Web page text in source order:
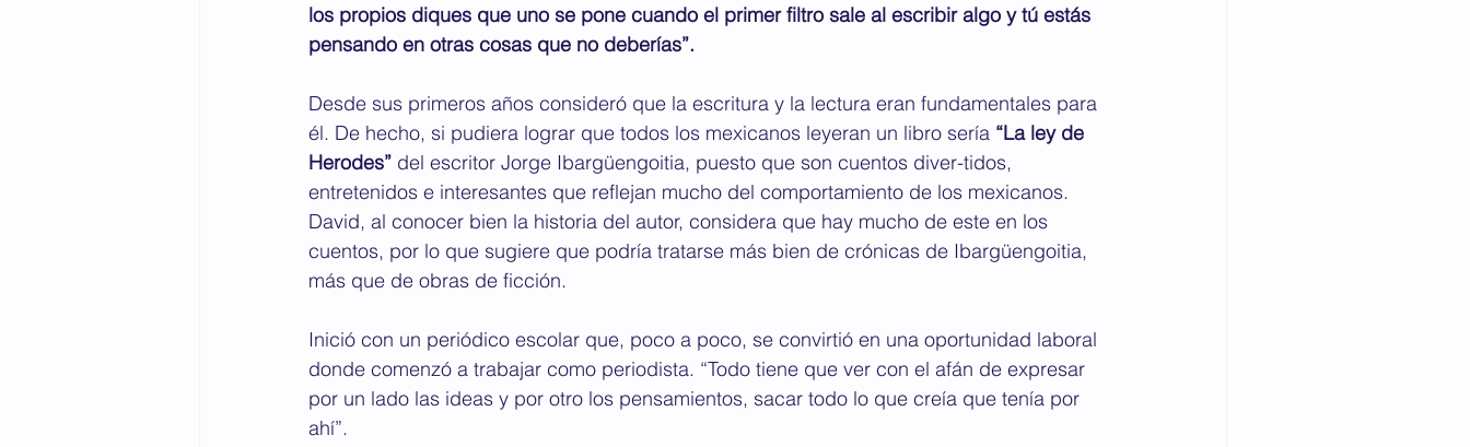
los propios diques que uno se pone cuando el primer filtro sale al escribir algo y tú estás
pensando en otras cosas que no deberías”.
Desde sus primeros años consideró que la escritura y la lectura eran fundamentales para
él. De hecho, si pudiera lograr que todos los mexicanos leyeran un libro sería “La ley de
Herodes” del escritor Jorge Ibargüengoitia, puesto que son cuentos diver-tidos,
entretenidos e interesantes que reflejan mucho del comportamiento de los mexicanos.
David, al conocer bien la historia del autor, considera que hay mucho de este en los
cuentos, por lo que sugiere que podría tratarse más bien de crónicas de Ibargüengoitia,
más que de obras de ficción.
Inició con un periódico escolar que, poco a poco, se convirtió en una oportunidad laboral
donde comenzó a trabajar como periodista. “Todo tiene que ver con el afán de expresar
por un lado las ideas y por otro los pensamientos, sacar todo lo que creía que tenía por
ahí”.